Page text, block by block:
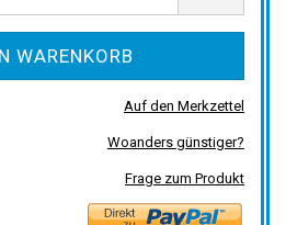
Auf den Merkzettel
Woanders günstiger?
Frage zum Produkt